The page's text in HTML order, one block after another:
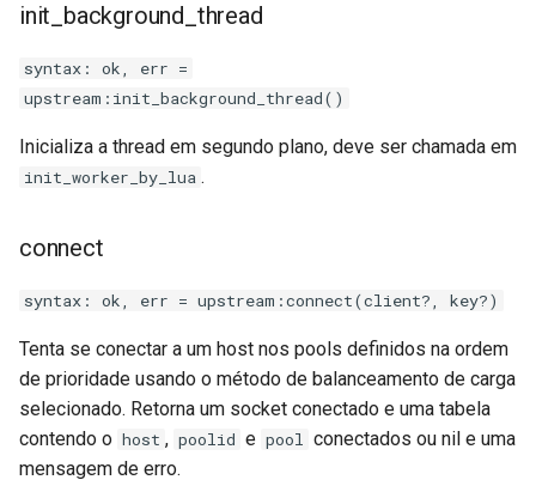
ipset-access
jpeg
js-challenge
json-var
json
jwt
keyval
label
length-hiding
init_background_thread
syntax: ok, err =
upstream:init_background_thread()
Inicializa a thread em segundo plano, deve ser chamada em
init_worker_by_lua .
connect
syntax: ok, err = upstream:connect(client?, key?)
Tenta se conectar a um host nos pools definidos na ordem
de prioridade usando o método de balanceamento de carga
selecionado. Retorna um socket conectado e uma tabela
contendo o host , poolid e pool conectados ou nil e uma
mensagem de erro.